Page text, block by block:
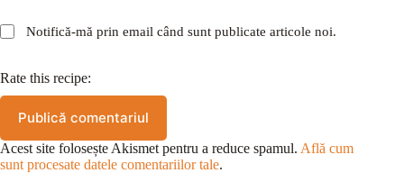
Notifică-mă prin email când sunt publicate articole noi.
Rate this recipe:
Publică comentariul
Acest site folosește Akismet pentru a reduce spamul. Află cum
sunt procesate datele comentariilor tale.